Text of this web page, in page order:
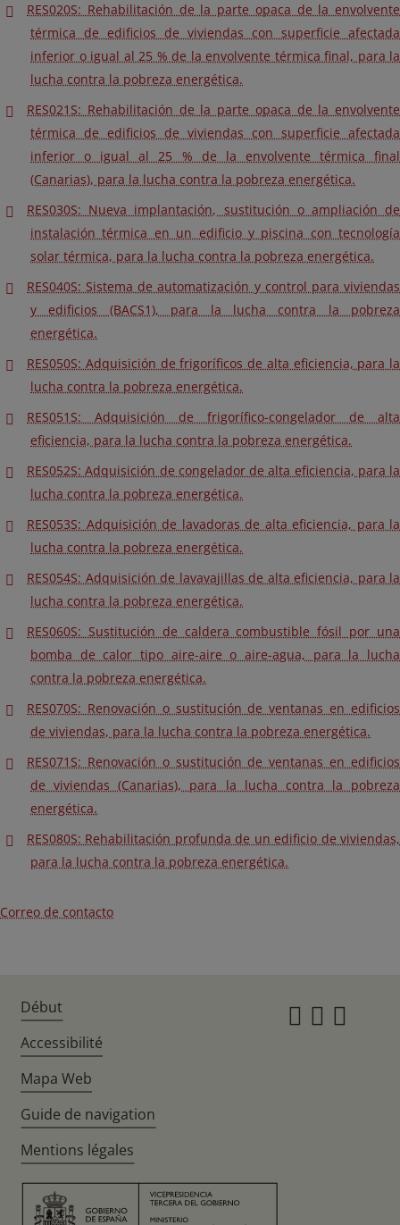
RES020S: Rehabilitación de la parte opaca de la envolvente
térmica de edificios de viviendas con superficie afectada
inferior o igual al 25 % de la envolvente térmica final, para la
lucha contra la pobreza energética.
RES021S: Rehabilitación de la parte opaca de la envolvente
térmica de edificios de viviendas con superficie afectada
inferior o igual al 25 % de la envolvente térmica final
(Canarias), para la lucha contra la pobreza energética.
RES030S: Nueva implantación, sustitución o ampliación de
instalación térmica en un edificio y piscina con tecnología
solar térmica, para la lucha contra la pobreza energética.
RES040S: Sistema de automatización y control para viviendas
y edificios (BACS1), para la lucha contra la pobreza
energética.
RES050S: Adquisición de frigoríficos de alta eficiencia, para la
lucha contra la pobreza energética.
RES051S: Adquisición de frigorífico-congelador de alta
eficiencia, para la lucha contra la pobreza energética.
RES052S: Adquisición de congelador de alta eficiencia, para la
lucha contra la pobreza energética.
RES053S: Adquisición de lavadoras de alta eficiencia, para la
lucha contra la pobreza energética.
RES054S: Adquisición de lavavajillas de alta eficiencia, para la
lucha contra la pobreza energética.
RES060S: Sustitución de caldera combustible fósil por una
bomba de calor tipo aire-aire o aire-agua, para la lucha
contra la pobreza energética.
RES070S: Renovación o sustitución de ventanas en edificios
de viviendas, para la lucha contra la pobreza energética.
RES071S: Renovación o sustitución de ventanas en edificios
de viviendas (Canarias), para la lucha contra la pobreza
energética.
RES080S: Rehabilitación profunda de un edificio de viviendas,
para la lucha contra la pobreza energética.
Correo de contacto
Début
Accessibilité
Mapa Web
Guide de navigation
Mentions légales